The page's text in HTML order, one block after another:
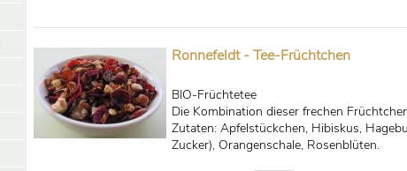
Ronnefeldt - Tee-Früchtchen
BIO-Früchtetee
Die Kombination dieser frechen
Zutaten: Apfelstückchen, Hibiskus,
Zucker), Orangenschale, Rosenblüten.